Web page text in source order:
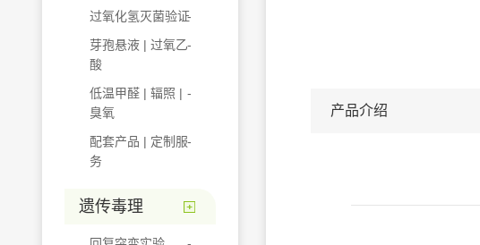
过氧化氢灭菌验证
芽孢悬液 | 过氧乙
酸
低温甲醛 | 辐照 |
臭氧
配套产品 | 定制服
务
遗传毒理
产品介绍